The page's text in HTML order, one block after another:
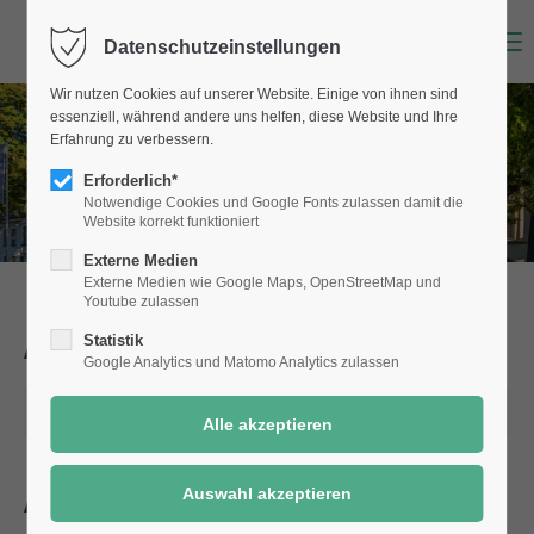
Aktuelle Meldungenaus Selm
Adventsmarkt lockte viele
Datenschutzeinstellungen
Wir nutzen Cookies auf unserer Website. Einige von ihnen sind
essenziell, während andere uns helfen, diese Website und Ihre
Erfahrung zu verbessern.
Erforderlich*
Notwendige Cookies und Google Fonts zulassen damit die
Website korrekt funktioniert
Externe Medien
Externe Medien wie Google Maps, OpenStreetMap und
Youtube zulassen
Statistik
Google Analytics und Matomo Analytics zulassen